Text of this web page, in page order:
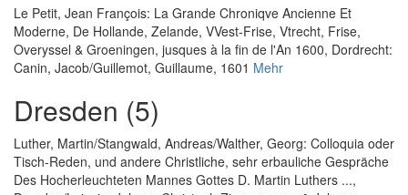
Le Petit, Jean François: La Grande Chroniqve Ancienne Et
Moderne, De Hollande, Zelande, VVest-Frise, Vtrecht, Frise,
Overyssel & Groeningen, jusques à la fin de l'An 1600, Dordrecht:
Canin, Jacob/Guillemot, Guillaume, 1601 Mehr
Dresden (5)
Luther, Martin/Stangwald, Andreas/Walther, Georg: Colloquia oder
Tisch-Reden, und andere Christliche, sehr erbauliche Gespräche
Des Hocherleuchteten Mannes Gottes D. Martin Luthers ...,